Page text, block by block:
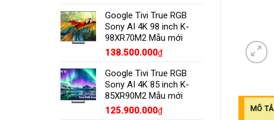
MÔ TẢ
Google Tivi True RGB
Sony AI 4K 98 inch K-
98XR70M2 Mẫu mới
138.500.000₫
Google Tivi True RGB
Sony AI 4K 85 inch K-
85XR90M2 Mẫu mới
125.900.000₫